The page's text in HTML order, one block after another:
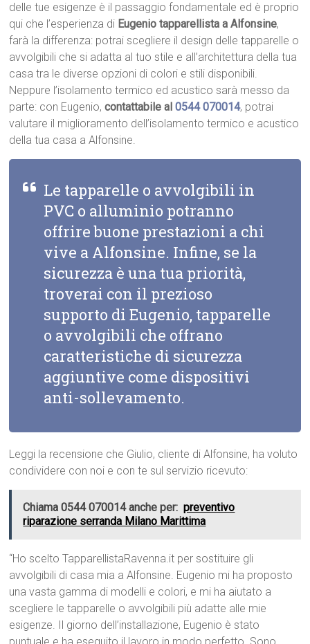
delle tue esigenze è il passaggio fondamentale ed è proprio
qui che l’esperienza di Eugenio tapparellista a Alfonsine,
farà la differenza: potrai scegliere il design delle tapparelle o
avvolgibili che si adatta al tuo stile e all’architettura della tua
casa tra le diverse opzioni di colori e stili disponibili.
Neppure l’isolamento termico ed acustico sarà messo da
parte: con Eugenio,contattabile al0544 070014, potrai
valutare il miglioramento dell’isolamento termico e acustico
della tua casa a Alfonsine.
Le tapparelle o avvolgibili in
PVC o alluminio potranno
offrire buone prestazioni a chi
vive a Alfonsine. Infine, se la
sicurezza è una tua priorità,
troverai con il prezioso
supporto di Eugenio, tapparelle
o avvolgibili che offrano
caratteristiche di sicurezza
aggiuntive come dispositivi
anti-sollevamento.
Leggi la recensione che Giulio, cliente di Alfonsine, ha voluto
condividere con noi e con te sul servizio ricevuto:
Chiama 0544 070014 anche per: preventivo
riparazione serranda Milano Marittima
“Ho scelto TapparellistaRavenna.it per sostituire gli
avvolgibili di casa mia a Alfonsine. Eugenio mi ha proposto
una vasta gamma di modelli e colori, e mi ha aiutato a
scegliere le tapparelle o avvolgibili più adatte alle mie
esigenze. Il giorno dell’installazione, Eugenio è stato